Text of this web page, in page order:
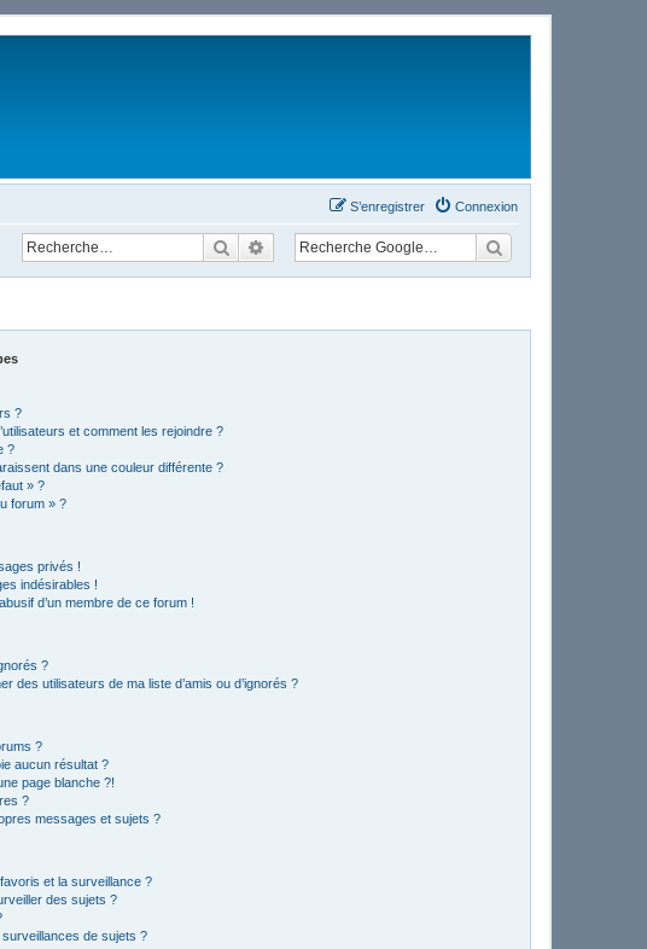
Connexion
S’enregistrer
RechercherRecherche avancée
?
et comment les rejoindre ?
?
dans une couleur différente ?
» ?
forum » ?
privés !
indésirables !
d’un membre de ce forum !
?
des utilisateurs de ma liste d’amis ou d’ignorés ?
?
aucun résultat ?
page blanche ?!
?
messages et sujets ?
et la surveillance ?
des sujets ?
de sujets ?